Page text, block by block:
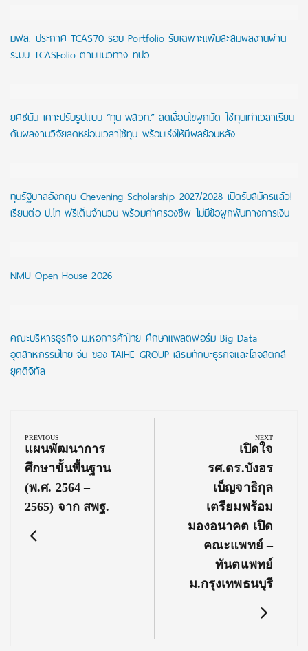
มฟล. ประกาศ TCAS70 รอบ Portfolio รับเฉพาะแฟ้มสะสมผลงานผ่าน
ระบบ TCASFolio ตามแนวทาง ทปอ.
ยศชนัน เคาะปรับรูปแบบ “ทุน พสวท.” ลดเงื่อนไขผูกมัด ใช้ทุนเท่าเวลาเรียน
ดันผลงานวิจัยลดหย่อนเวลาใช้ทุน พร้อมเร่งให้มีผลย้อนหลัง
ทุนรัฐบาลอังกฤษ Chevening Scholarship 2027/2028 เปิดรับสมัครแล้ว!
เรียนต่อ ป.โท ฟรีเต็มจำนวน พร้อมค่าครองชีพ ไม่มีข้อผูกพันทางการเงิน
NMU Open House 2026
คณะบริหารธุรกิจ ม.หอการค้าไทย ศึกษาแพลตฟอร์ม Big Data
อุตสาหกรรมไทย-จีน ของ TAIHE GROUP เสริมทักษะธุรกิจและโลจิสติกส์
ยุคดิจิทัล
navigation
PREVIOUS
Previous
Post:
แผนพัฒนาการ
ศึกษาขั้นพื้นฐาน
(พ.ศ. 2564 –
2565) จาก สพฐ.
NEXT
Next
Post:
เปิดใจ
รศ.ดร.บังอร
เบ็ญจาธิกุล
เตรียมพร้อม
มองอนาคต เปิด
คณะแพทย์ –
ทันตแพทย์
ม.กรุงเทพธนบุรี